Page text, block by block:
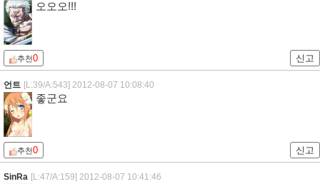
오오오!!!
추천0 신고
언트 [L:39/A:543] 2012-08-07 10:08:40
좋군요
추천0 신고
SinRa [L:47/A:159] 2012-08-07 10:41:46